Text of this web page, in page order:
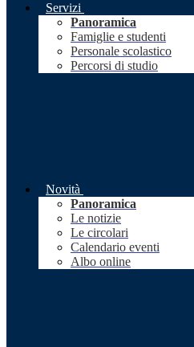
Servizi
Panoramica
Famiglie e studenti
Personale scolastico
Percorsi di studio
Novità
Panoramica
Le notizie
Le circolari
Calendario eventi
Albo online